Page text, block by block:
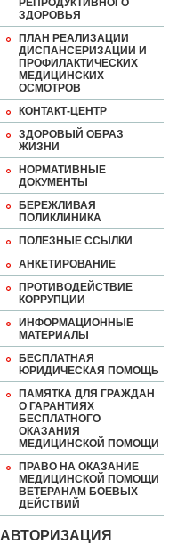
РЕПРОДУКТИВНОГО
ЗДОРОВЬЯ
ПЛАН РЕАЛИЗАЦИИ
ДИСПАНСЕРИЗАЦИИ И
ПРОФИЛАКТИЧЕСКИХ
МЕДИЦИНСКИХ
ОСМОТРОВ
КОНТАКТ-ЦЕНТР
ЗДОРОВЫЙ ОБРАЗ
ЖИЗНИ
НОРМАТИВНЫЕ
ДОКУМЕНТЫ
БЕРЕЖЛИВАЯ
ПОЛИКЛИНИКА
ПОЛЕЗНЫЕ ССЫЛКИ
АНКЕТИРОВАНИЕ
ПРОТИВОДЕЙСТВИЕ
КОРРУПЦИИ
ИНФОРМАЦИОННЫЕ
МАТЕРИАЛЫ
БЕСПЛАТНАЯ
ЮРИДИЧЕСКАЯ ПОМОЩЬ
ПАМЯТКА ДЛЯ ГРАЖДАН
О ГАРАНТИЯХ
БЕСПЛАТНОГО
ОКАЗАНИЯ
МЕДИЦИНСКОЙ ПОМОЩИ
ПРАВО НА ОКАЗАНИЕ
МЕДИЦИНСКОЙ ПОМОЩИ
ВЕТЕРАНАМ БОЕВЫХ
ДЕЙСТВИЙ
АВТОРИЗАЦИЯ